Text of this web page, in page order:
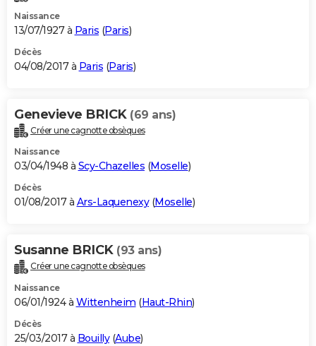
Naissance
13/07/1927 à Paris (Paris)
Décès
04/08/2017 à Paris (Paris)
Genevieve BRICK (69 ans)
Créer une cagnotte obsèques
Naissance
03/04/1948 à Scy-Chazelles (Moselle)
Décès
01/08/2017 à Ars-Laquenexy(Moselle)
Susanne BRICK (93 ans)
Créer une cagnotte obsèques
Naissance
06/01/1924 à Wittenheim (Haut-Rhin)
Décès
25/03/2017 à Bouilly(Aube)